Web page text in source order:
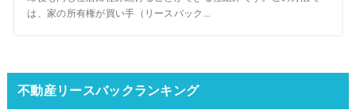
は、家の所有権が買い手（リースバック...
不動産リースバックランキング